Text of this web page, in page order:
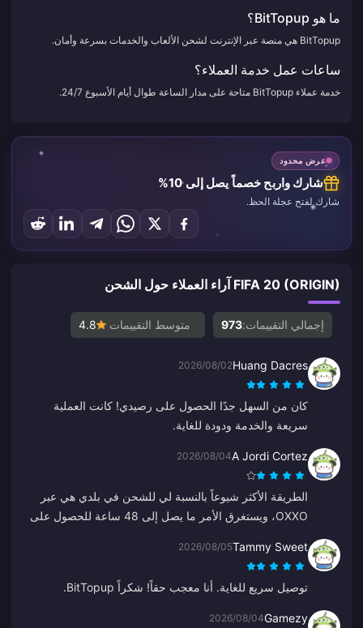
ما هو BitTopup؟
BitTopup هي منصة عبر الإنترنت لشحن الألعاب والخدمات بسرعة وأمان.
ساعات عمل خدمة العملاء؟
خدمة عملاء BitTopup متاحة على مدار الساعة طوال أيام الأسبوع 24/7.
عرض محدود
شارك واربح خصماً يصل إلى 10%
شارك لفتح عجلة الحظ.
FIFA 20 (ORIGIN) آراء العملاء حول الشحن
إجمالي التقييمات:973 متوسط التقييمات 4.8
Huang Dacres
2026/08/02
كان من السهل جدًا الحصول على رصيدي! كانت العملية
سريعة والخدمة ودودة للغاية.
A Jordi Cortez
2026/08/04
الطريقة الأكثر شيوعاً بالنسبة لي للشحن في بلدي هي عبر
OXXO، ويستغرق الأمر ما يصل إلى 48 ساعة للحصول على
Tammy Sweet
2026/08/05
توصيل سريع للغاية. أنا معجب حقاً! شكراً BitTopup.
Gamezy
2026/08/04